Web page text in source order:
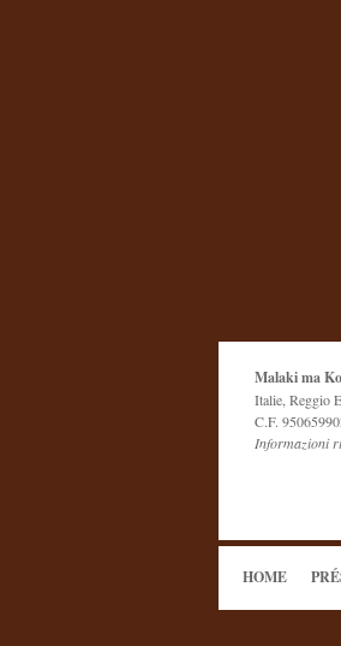
Malaki ma
Italie, Reggio
C.F.
Informazioni
HOME